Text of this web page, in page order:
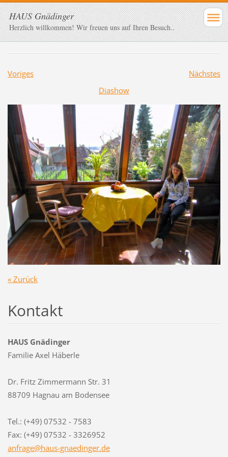
HAUS Gnädinger
Herzlich willkommen! Wir freuen uns auf Ihren Besuch..
Voriges
Nächstes
Diashow
« Zurück
Kontakt
HAUS Gnädinger
Familie Axel Häberle
Dr. Fritz Zimmermann Str. 31
88709 Hagnau am Bodensee
Tel.: (+49) 07532 - 7583
Fax: (+49) 07532 - 3326952
anfrage@haus-gnaedinger.de